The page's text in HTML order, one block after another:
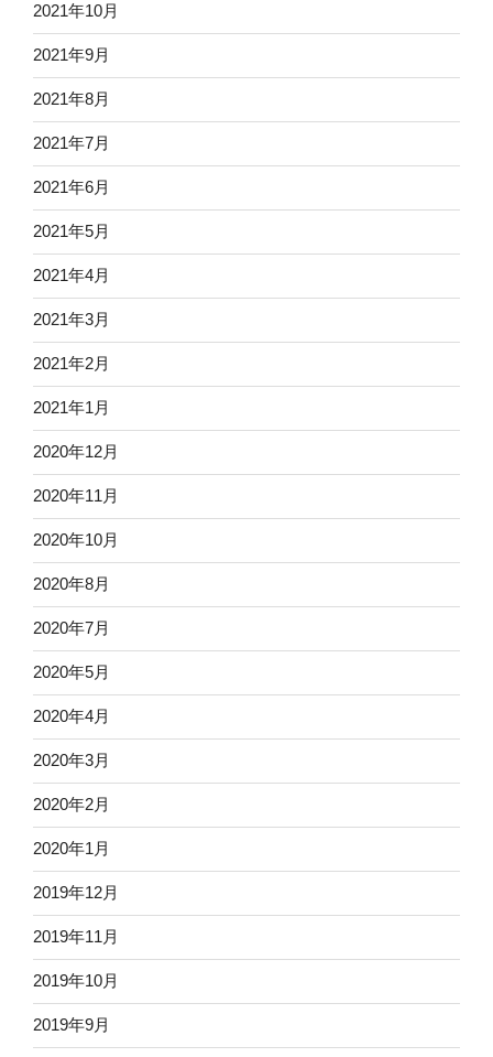
2021年10月
2021年9月
2021年8月
2021年7月
2021年6月
2021年5月
2021年4月
2021年3月
2021年2月
2021年1月
2020年12月
2020年11月
2020年10月
2020年8月
2020年7月
2020年5月
2020年4月
2020年3月
2020年2月
2020年1月
2019年12月
2019年11月
2019年10月
2019年9月